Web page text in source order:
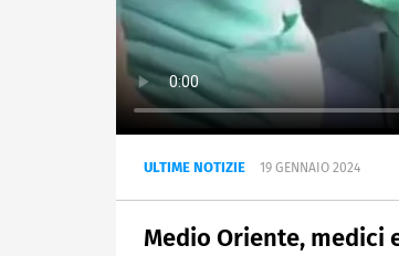
ULTIME NOTIZIE 19 GENNAIO 2024
Medio Oriente,